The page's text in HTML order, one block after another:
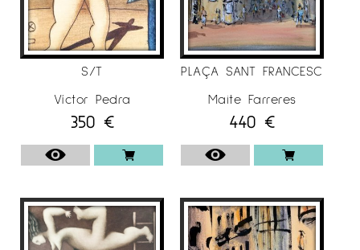
S/T
Víctor Pedra
350 €
PLAÇA SANT FRANCESC
Maite Farreres
440 €